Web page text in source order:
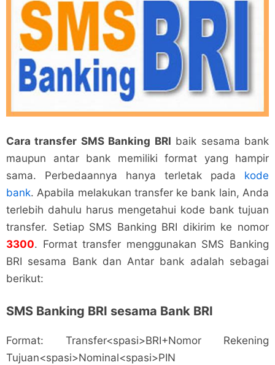
Cara transfer SMS Banking BRI baik sesama bank
maupun antar bank memiliki format yang hampir
sama. Perbedaannya hanya terletak pada kode
bank. Apabila melakukan transfer ke bank lain, Anda
terlebih dahulu harus mengetahui kode bank tujuan
transfer. Setiap SMS Banking BRI dikirim ke nomor
3300. Format transfer menggunakan SMS Banking
BRI sesama Bank dan Antar bank adalah sebagai
berikut:
SMS Banking BRI sesama Bank BRI
Format: Transfer<spasi>BRI+Nomor Rekening
Tujuan<spasi>Nominal<spasi>PIN